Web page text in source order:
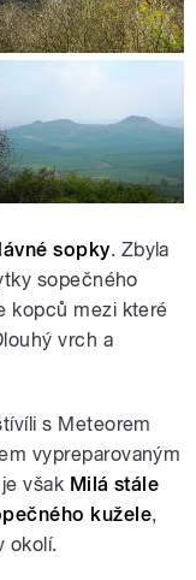
sopky. Zbyla
sopečného
kopců mezi které
vrch a
s Meteorem
vypreparovaným
však Milá stále
kužele,
okolí.